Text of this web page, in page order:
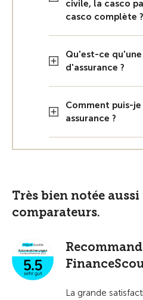
civile, la casco
casco complète ?
Qu'est-ce
d'assurance ?
Comment puis-
assurance ?
Très bien notée aussi
comparateurs.
La grande